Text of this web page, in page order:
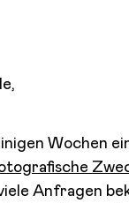
Wochen
Anfragen